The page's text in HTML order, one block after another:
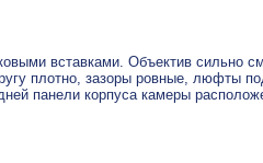
вставками. Объектив сильно
плотно, зазоры ровные, люфты
панели корпуса камеры